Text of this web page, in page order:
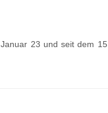
23 und seit dem